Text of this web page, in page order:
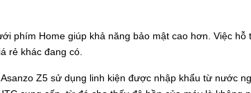
phím Home giúp khả năng bảo mật cao hơn. Việc hỗ
rẻ khác đang có.
Z5 sử dụng linh kiện được nhập khẩu từ nước